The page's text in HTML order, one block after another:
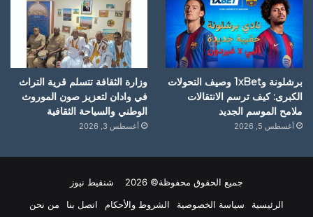
برشلونة و1xBet وصيف التحولات
الكبرى: كيف ترسم الانتقالات
ملامح الموسم الجديد
أغسطس 5, 2026
وزارة الثقافة تتسلم قرية التراث
في وادان لتعزيز صون الموروث
الوطني والسياحة الثقافية
أغسطس 3, 2026
جميع الحقوق محفوظة© 2026 شنقيط نيوز
الرئيسية
سياسة الخصوصية الشروط والأحكام اتصل بنا من نحن